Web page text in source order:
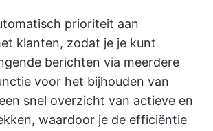
prioriteit aan
klanten, zodat je je kunt
berichten via meerdere
voor het bijhouden van
snel overzicht van actieve en
waardoor je de efficiëntie